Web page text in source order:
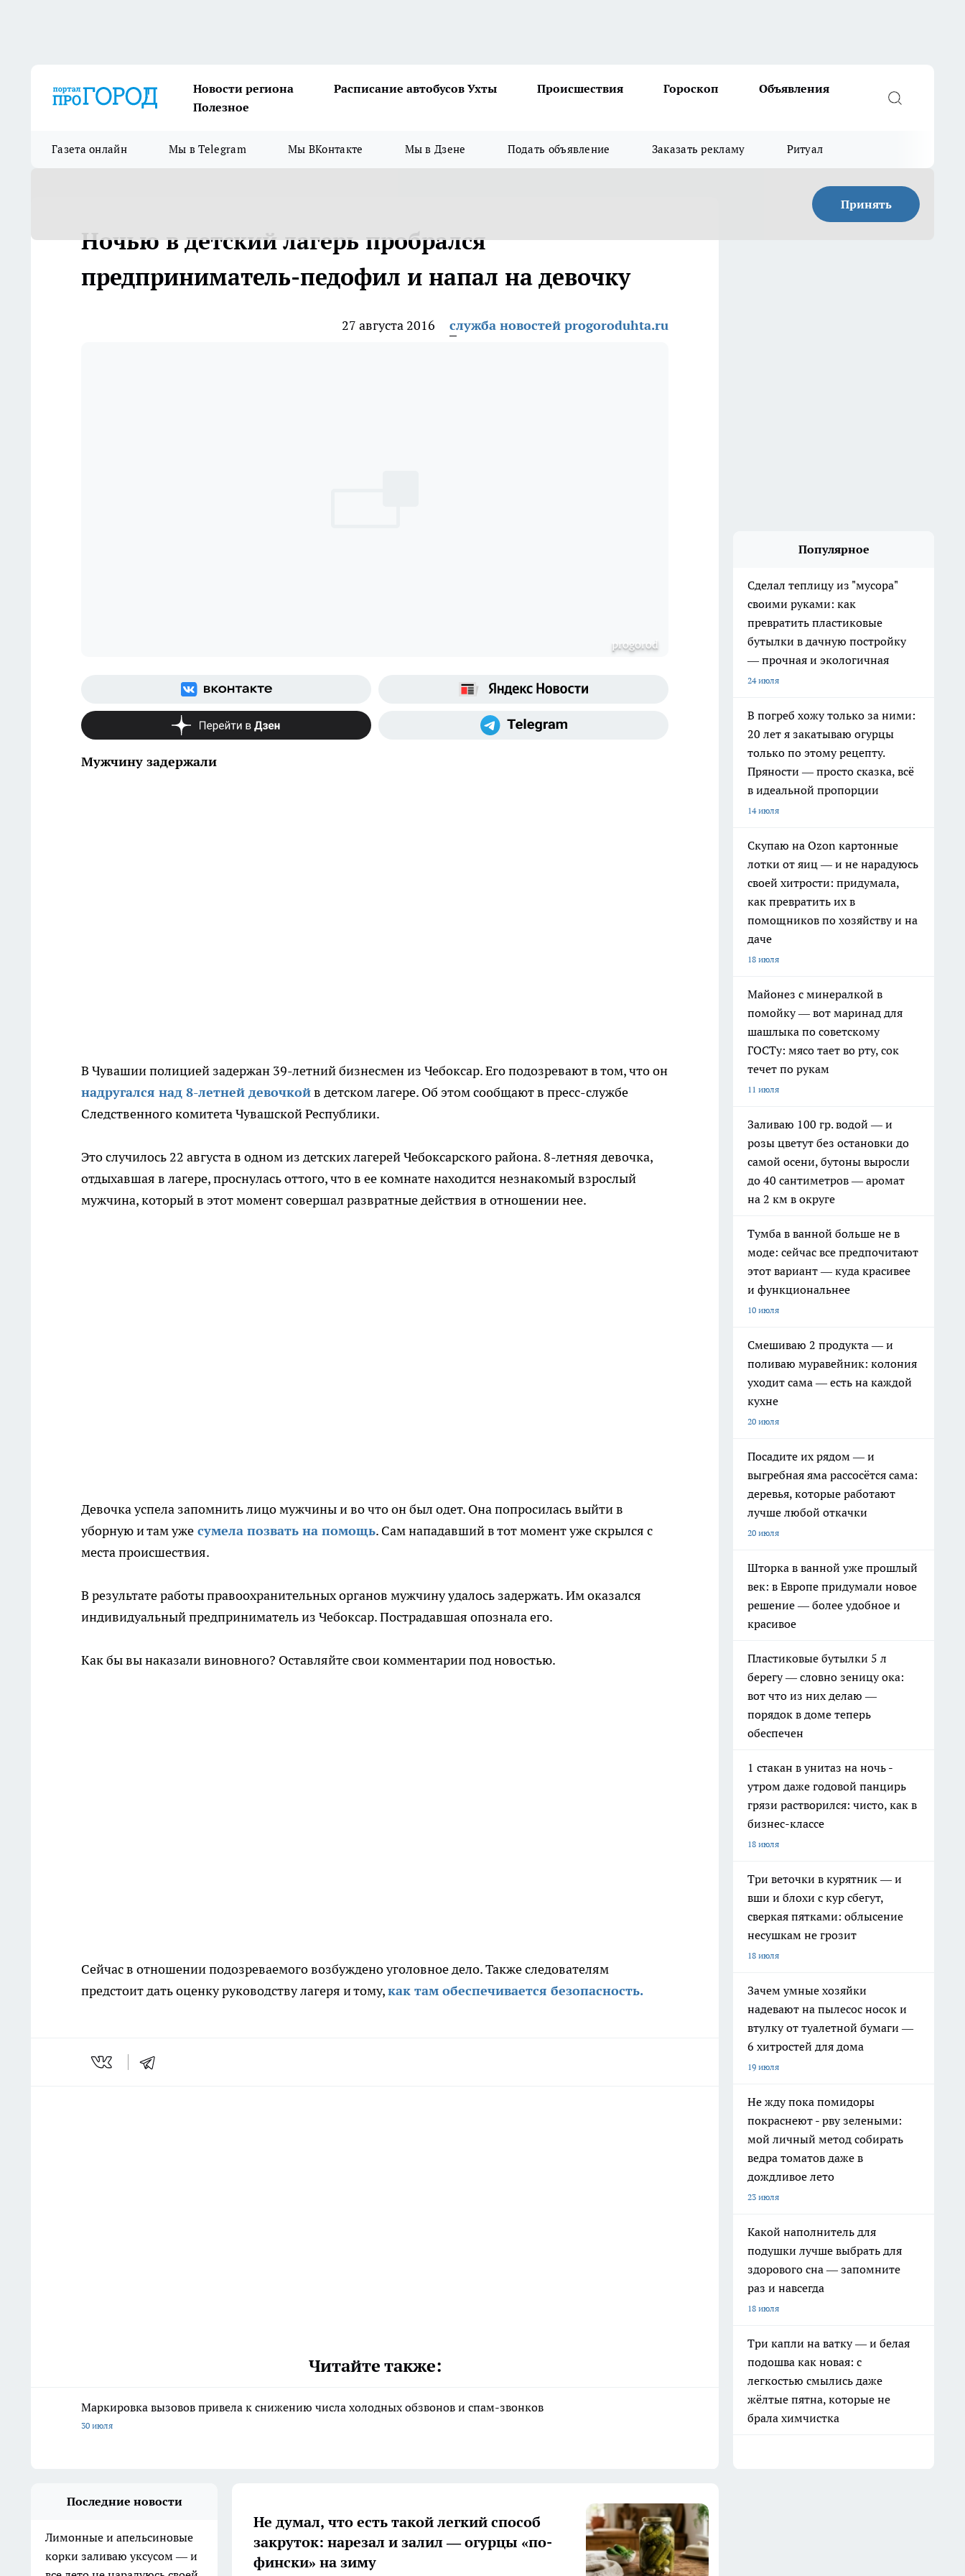
Новости региона Расписание автобусов Ухты Происшествия Гороскоп
Объявления
Полезное
Газета онлайн Мы в Telegram Мы ВКонтакте Мы в Дзене Подать объявление Заказать рекламу Ритуал
Принять
Ночью в детский лагерь пробрался
предприниматель-педофил и напал на девочку
27 августа 2016 служба новостей progoroduhta.ru
progorod
Мужчину задержали
В Чувашии полицией задержан 39-летний бизнесмен из Чебоксар. Его подозревают в том, что он
надругался над 8-летней девочкойв детском лагере. Об этом сообщают в пресс-службе
Следственного комитета Чувашской Республики.
Это случилось 22 августа в одном из детских лагерей Чебоксарского района. 8-летняя девочка,
отдыхавшая в лагере, проснулась оттого, что в ее комнате находится незнакомый взрослый
мужчина, который в этот момент совершал развратные действия в отношении нее.
Девочка успела запомнить лицо мужчины и во что он был одет. Она попросилась выйти в
уборную и там уже сумела позвать на помощь. Сам нападавший в тот момент уже скрылся с
места происшествия.
В результате работы правоохранительных органов мужчину удалось задержать. Им оказался
индивидуальный предприниматель из Чебоксар. Пострадавшая опознала его.
Как бы вы наказали виновного? Оставляйте свои комментарии под новостью.
Сейчас в отношении подозреваемого возбуждено уголовное дело. Также следователям
предстоит дать оценку руководству лагеря и тому,как там обеспечивается безопасность.
Читайте также:
Маркировка вызовов привела к снижению числа холодных обзвонов и спам-звонков
30 июля
Популярное
Сделал теплицу из "мусора"
своими руками: как
превратить пластиковые
бутылки в дачную постройку
— прочная и экологичная
24 июля
В погреб хожу только за ними:
20 лет я закатываю огурцы
только по этому рецепту.
Пряности — просто сказка, всё
в идеальной пропорции
14 июля
Скупаю на Ozon картонные
лотки от яиц — и не нарадуюсь
своей хитрости: придумала,
как превратить их в
помощников по хозяйству и на
даче
18 июля
Майонез с минералкой в
помойку — вот маринад для
шашлыка по советскому
ГОСТу: мясо тает во рту, сок
течет по рукам
11 июля
Заливаю 100 гр. водой — и
розы цветут без остановки до
самой осени, бутоны выросли
до 40 сантиметров — аромат
на 2 км в округе
Тумба в ванной больше не в
моде: сейчас все предпочитают
этот вариант — куда красивее
и функциональнее
10 июля
Смешиваю 2 продукта — и
поливаю муравейник: колония
уходит сама — есть на каждой
кухне
20 июля
Посадите их рядом — и
выгребная яма рассосётся сама:
деревья, которые работают
лучше любой откачки
20 июля
Шторка в ванной уже прошлый
век: в Европе придумали новое
решение — более удобное и
красивое
Пластиковые бутылки 5 л
берегу — словно зеницу ока:
вот что из них делаю —
порядок в доме теперь
обеспечен
1 стакан в унитаз на ночь -
утром даже годовой панцирь
грязи растворился: чисто, как в
бизнес-классе
18 июля
Три веточки в курятник — и
вши и блохи с кур сбегут,
сверкая пятками: облысение
несушкам не грозит
18 июля
Зачем умные хозяйки
надевают на пылесос носок и
втулку от туалетной бумаги —
6 хитростей для дома
19 июля
Не жду пока помидоры
покраснеют - рву зелеными:
мой личный метод собирать
ведра томатов даже в
дождливое лето
23 июля
Какой наполнитель для
подушки лучше выбрать для
здорового сна — запомните
раз и навсегда
18 июля
Три капли на ватку — и белая
подошва как новая: с
легкостью смылись даже
жёлтые пятна, которые не
брала химчистка
Последние новости
Лимонные и апельсиновые
корки заливаю уксусом — и
Не думал, что есть такой легкий способ
закруток: нарезал и залил — огурцы «по-
фински» на зиму